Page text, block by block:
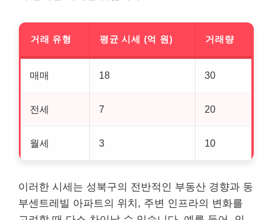
거래 유형 평균 시세 (억 원) 거래량
매매 18 30
전세 7 20
월세 3 10
이러한 시세는 성북구의 전반적인 부동산 경향과 동
부센트레빌 아파트의 위치, 주변 인프라의 변화를